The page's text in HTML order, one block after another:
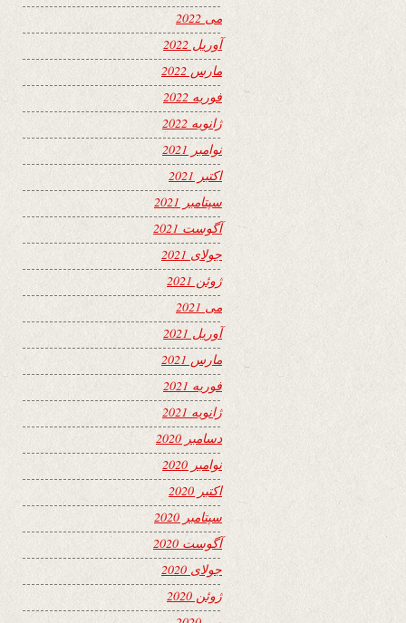
می 2022
آوریل 2022
مارس 2022
فوریه 2022
ژانویه 2022
نوامبر 2021
اکتبر 2021
سپتامبر 2021
آگوست 2021
جولای 2021
ژوئن 2021
می 2021
آوریل 2021
مارس 2021
فوریه 2021
ژانویه 2021
دسامبر 2020
نوامبر 2020
اکتبر 2020
سپتامبر 2020
آگوست 2020
جولای 2020
ژوئن 2020